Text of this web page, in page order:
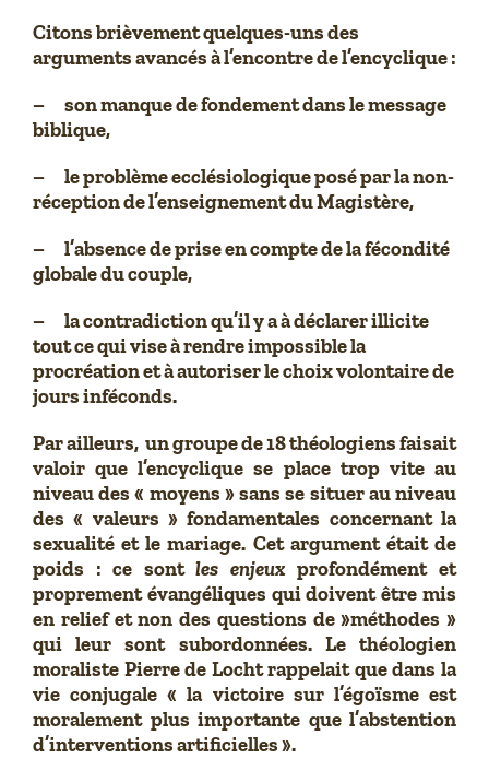
Citons brièvement quelques-uns des
arguments avancés à l’encontre de l’encyclique :
– son manque de fondement dans le message
biblique,
– le problème ecclésiologique posé par la non-
réception de l’enseignement du Magistère,
– l’absence de prise en compte de la fécondité
globale du couple,
– la contradiction qu’il y a à déclarer illicite
tout ce qui vise à rendre impossible la
procréation et à autoriser le choix volontaire de
jours inféconds.
Par ailleurs, un groupe de 18 théologiens faisait
valoir que l’encyclique se place trop vite au
niveau des « moyens » sans se situer au niveau
des « valeurs » fondamentales concernant la
sexualité et le mariage. Cet argument était de
poids : ce sontles enjeuxprofondément et
proprement évangéliques qui doivent être mis
en relief et non des questions de »méthodes »
qui leur sont subordonnées. Le théologien
moraliste Pierre de Locht rappelait que dans la
vie conjugale « la victoire sur l’égoïsme est
moralement plus importante que l’abstention
d’interventions artificielles ».